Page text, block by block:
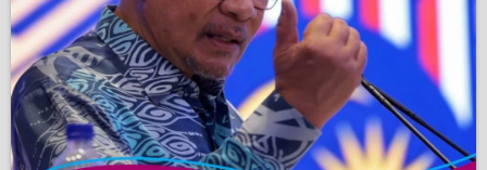
Pendidikan
Kerja Kosong Terkini